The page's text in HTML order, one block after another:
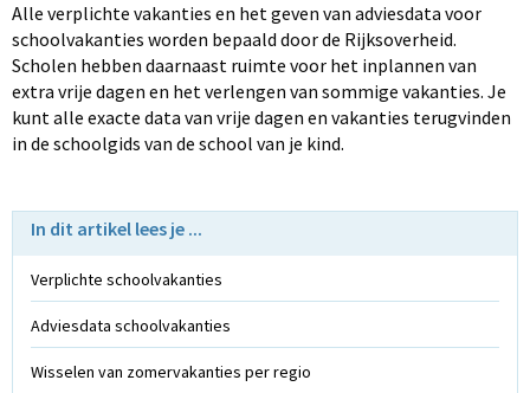
Alle verplichte vakanties en het geven van adviesdata voor
schoolvakanties worden bepaald door de Rijksoverheid.
Scholen hebben daarnaast ruimte voor het inplannen van
extra vrije dagen en het verlengen van sommige vakanties. Je
kunt alle exacte data van vrije dagen en vakanties terugvinden
in de schoolgids van de school van je kind.
In dit artikel lees je ...
Verplichte schoolvakanties
Adviesdata schoolvakanties
Wisselen van zomervakanties per regio